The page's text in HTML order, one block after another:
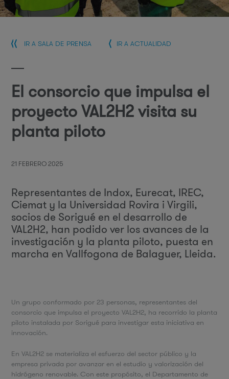
IR A SALA DE PRENSA IR A ACTUALIDAD
El consorcio que impulsa el
proyecto VAL2H2 visita su
planta piloto
21 FEBRERO 2025
Representantes de Indox, Eurecat, IREC,
Ciemat y la Universidad Rovira i Virgili,
socios de Sorigué en el desarrollo de
VAL2H2, han podido ver los avances de la
investigación y la planta piloto, puesta en
marcha en Vallfogona de Balaguer, Lleida.
Un grupo conformado por 23 personas, representantes del
consorcio que impulsa el proyecto VAL2H2, ha recorrido la planta
piloto instalada por Sorigué para investigar esta iniciativa en
innovación.
En VAL2H2 se materializa el esfuerzo del sector público y la
empresa privada por avanzar en el estudio y valorización del
hidrógeno renovable. Con este propósito, el Departamento de